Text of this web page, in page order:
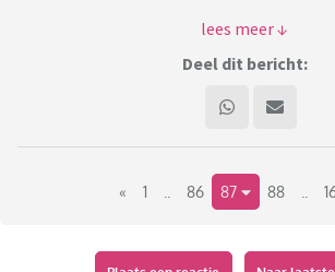
- Collega's die achter de rug om dingen
leidinggevende zeggen zonder jou daar
- Bedrijven die geen goed inwerksysteem
- Het gezeur van collega's op elkaar, hoe
Deel dit bericht:
« 1 86 87 88